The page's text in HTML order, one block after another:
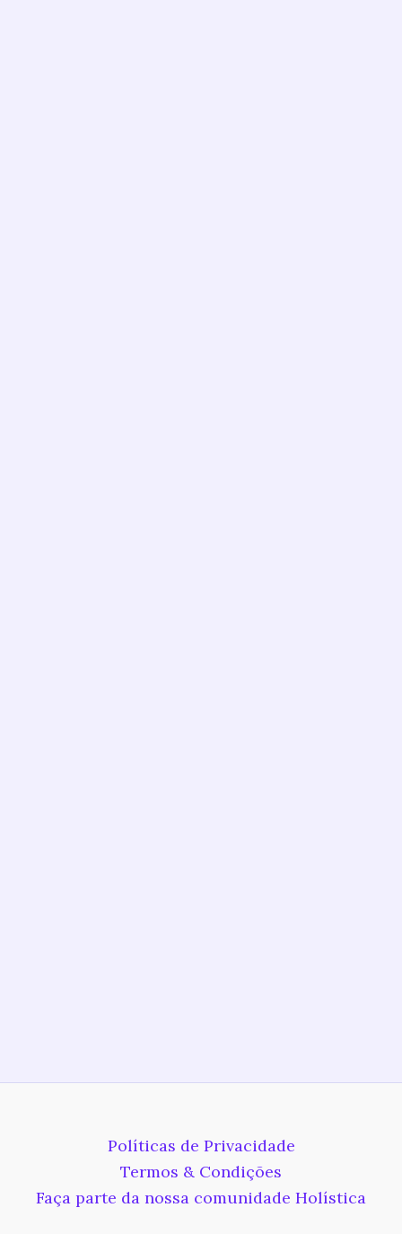
Políticas de Privacidade
Termos & Condições
Faça parte da nossa comunidade Holística